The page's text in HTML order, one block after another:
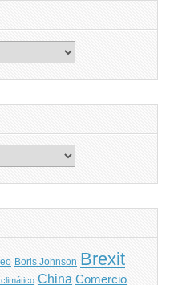
Boris Johnson Brexit
China Comercio